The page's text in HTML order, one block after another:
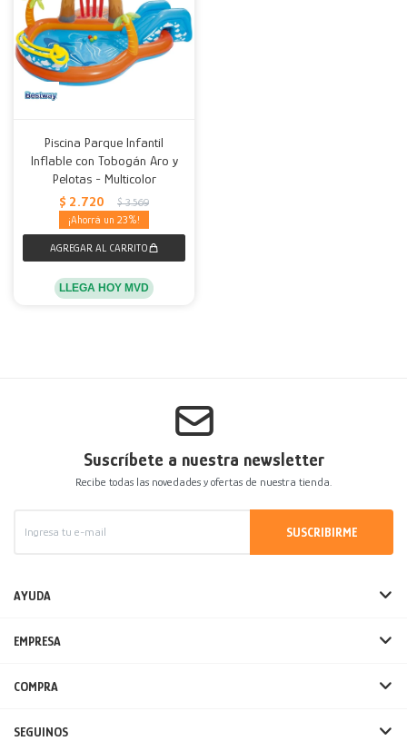
Piscina Parque Infantil
Inflable con Tobogán Aro y
Pelotas - Multicolor
$ 2.720 $ 3.569
23
LLEGA HOY MVD
Suscríbete a nuestra newsletter
Recibe todas las novedades y ofertas de nuestra tienda.
SUSCRIBIRME
AYUDA
EMPRESA
COMPRA
SEGUINOS